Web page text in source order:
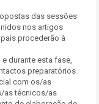
das sessões
nos artigos
procederão à
e durante esta fase,
preparatórios
com os/as
as técnicos/as